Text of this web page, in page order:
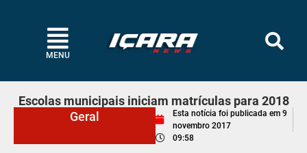
MENU
Escolas municipais iniciam matrículas para 2018
Geral
Esta notícia foi publicada em 9
novembro 2017
09:58